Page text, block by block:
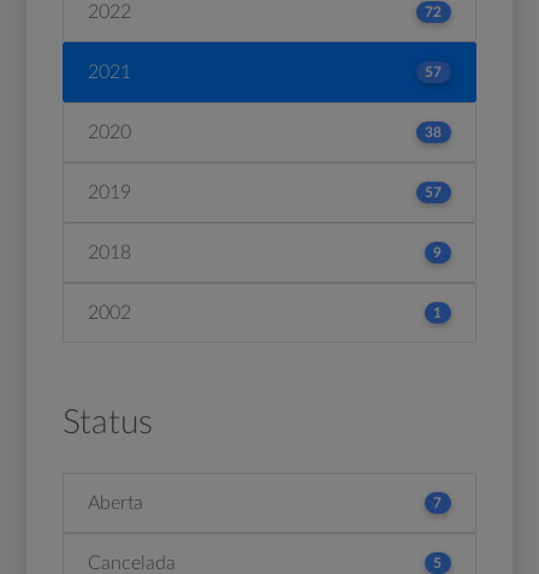
2022 72
2021 57
2020 38
2019 57
2018 9
2002 1
Status
Aberta 7
Cancelada 5